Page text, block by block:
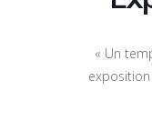
« Un
exposition